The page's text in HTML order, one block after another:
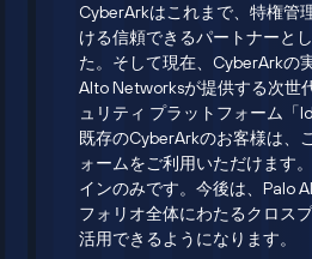
CyberArkはこれまで、特権管
ける信頼できるパートナーと
た。そして現在、CyberArkの
Alto Networksが提供する次世
ュリティ プラットフォーム「
既存のCyberArkのお客様は、
ォームをご利用いただけます
インのみです。今後は、Palo
フォリオ全体にわたるクロス
活用できるようになります。